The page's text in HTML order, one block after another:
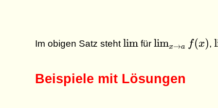
Im obigen Satz steht \lim
lim für \lim_{x
\to a}
limx→a f(x), l
Beispiele mit Lösungen